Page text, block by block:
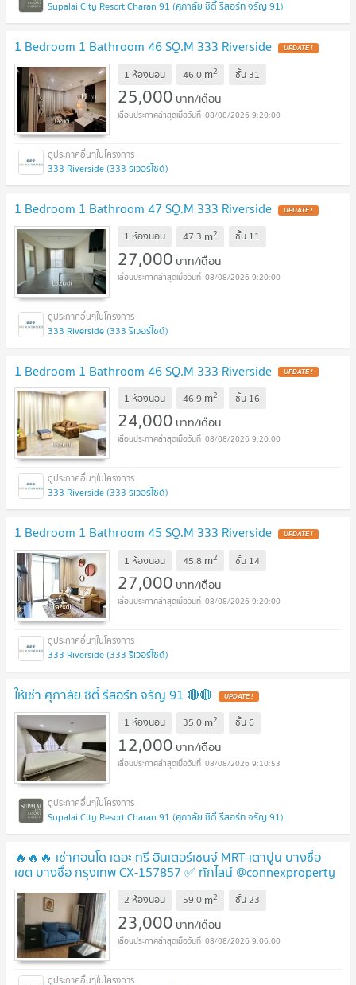
Supalai City Resort Charan 91 (ศุภาลัย ซิตี้ รีสอร์ท จรัญ 91)
1 Bedroom 1 Bathroom 46 SQ.M 333 Riverside UPDATE !
1 ห้องนอน 46.0 m2 ชั้น 31
25,000 บาท/เดือน
08/08/2026 9:20:00
333 Riverside (333 ริเวอร์ไซด์)
1 Bedroom 1 Bathroom 47 SQ.M 333 Riverside UPDATE !
1 ห้องนอน 47.3 m2 ชั้น 11
27,000 บาท/เดือน
08/08/2026 9:20:00
333 Riverside (333 ริเวอร์ไซด์)
1 Bedroom 1 Bathroom 46 SQ.M 333 Riverside UPDATE !
1 ห้องนอน 46.9 m2 ชั้น 16
24,000 บาท/เดือน
08/08/2026 9:20:00
333 Riverside (333 ริเวอร์ไซด์)
1 Bedroom 1 Bathroom 45 SQ.M 333 Riverside UPDATE !
1 ห้องนอน 45.8 m2 ชั้น 14
27,000 บาท/เดือน
08/08/2026 9:20:00
333 Riverside (333 ริเวอร์ไซด์)
ให้เช่า ศุภาลัย ซิตี้ รีสอร์ท จรัญ 91 🔴🔴 UPDATE !
1 ห้องนอน 35.0 m2 ชั้น6
12,000 บาท/เดือน
08/08/2026 9:10:53
Supalai City Resort Charan 91 (ศุภาลัย ซิตี้ รีสอร์ท จรัญ 91)
🔥🔥🔥 เช่าคอนโด เดอะ ทรี อินเตอร์เชนจ์ MRT-เตาปูน บางซื่อ
เขต บางซื่อ กรุงเทพ CX-157857 ✅ ทักไลน์ @connexproperty
ตอบทันที ทีมงานมืออาชีพ ✅ 🔥🔥🔥
2 ห้องนอน 59.0 m2 ชั้น23
23,000 บาท/เดือน
08/08/2026 9:06:00